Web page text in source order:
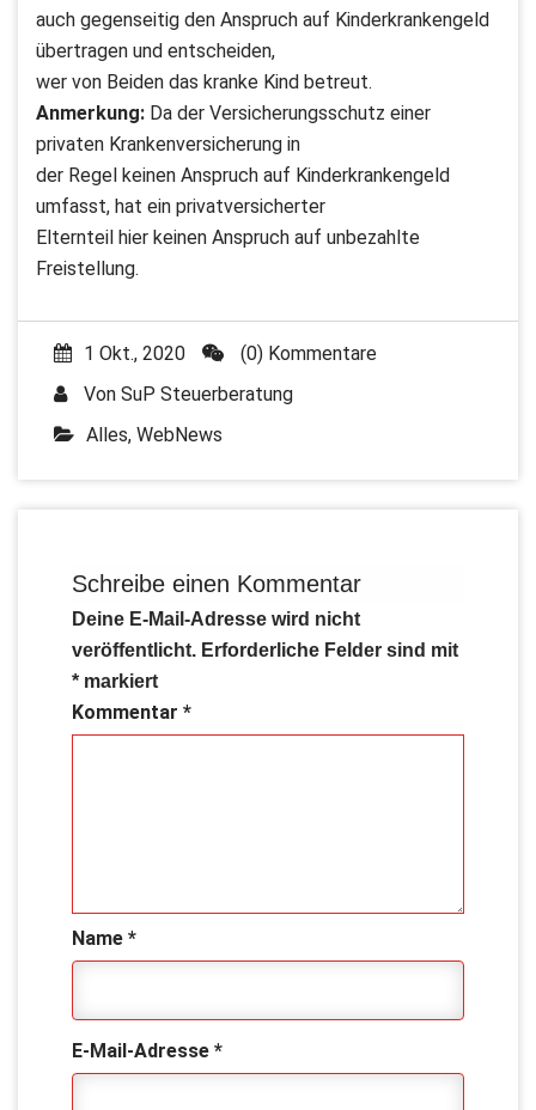
auch gegenseitig den Anspruch auf Kinderkrankengeld
übertragen und entscheiden,
wer von Beiden das kranke Kind betreut.
Anmerkung: Da der Versicherungsschutz einer
privaten Krankenversicherung in
der Regel keinen Anspruch auf Kinderkrankengeld
umfasst, hat ein privatversicherter
Elternteil hier keinen Anspruch auf unbezahlte
Freistellung.
1 Okt., 2020
(0) Kommentare
Von SuP Steuerberatung
Alles, WebNews
Schreibe einen Kommentar
Deine E-Mail-Adresse wird nicht
veröffentlicht. Erforderliche Felder sind mit
* markiert
Kommentar *
Name *
E-Mail-Adresse *